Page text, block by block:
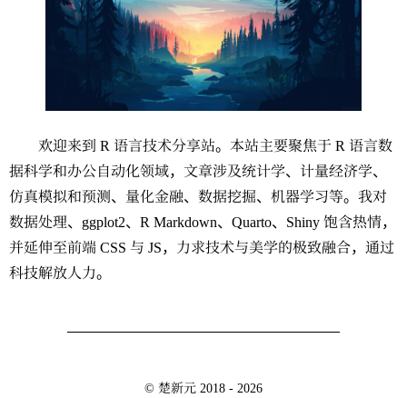
欢迎来到 R 语言技术分享站。本站主要聚焦于 R 语言数
据科学和办公自动化领域，文章涉及统计学、计量经济学、
仿真模拟和预测、量化金融、数据挖掘、机器学习等。我对
数据处理、ggplot2、R Markdown、Quarto、Shiny 饱含热情，
并延伸至前端 CSS 与 JS，力求技术与美学的极致融合，通过
科技解放人力。
© 楚新元 2018 - 2026